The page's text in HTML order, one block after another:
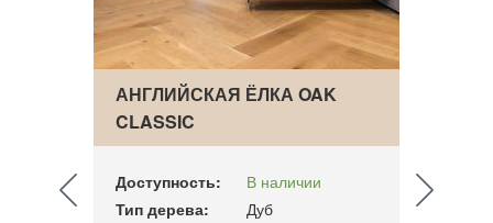
АНГЛИЙСКАЯ ЁЛКА OAK
CLASSIC
Доступность:
В наличии
Тип дерева:
Дуб